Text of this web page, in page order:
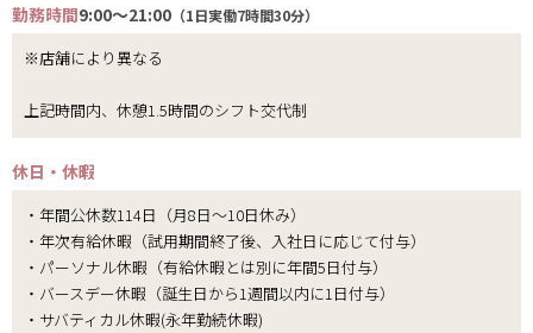
勤務時間9:00～21:00 （1日実働7時間30分）
※店舗により異なる
上記時間内、休憩1.5時間のシフト交代制
休日・休暇
・年間公休数114日（月8日～10日休み）
・年次有給休暇（試用期間終了後、入社日に応じて付与）
・パーソナル休暇（有給休暇とは別に年間5日付与）
・バースデー休暇（誕生日から1週間以内に1日付与）
・サバティカル休暇(永年勤続休暇)